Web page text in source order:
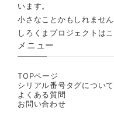
います。
小さなことかもしれませ
しろくまプロジェクトは
メニュー
TOPページ
シリアル番号タグについて
よくある質問
お問い合わせ